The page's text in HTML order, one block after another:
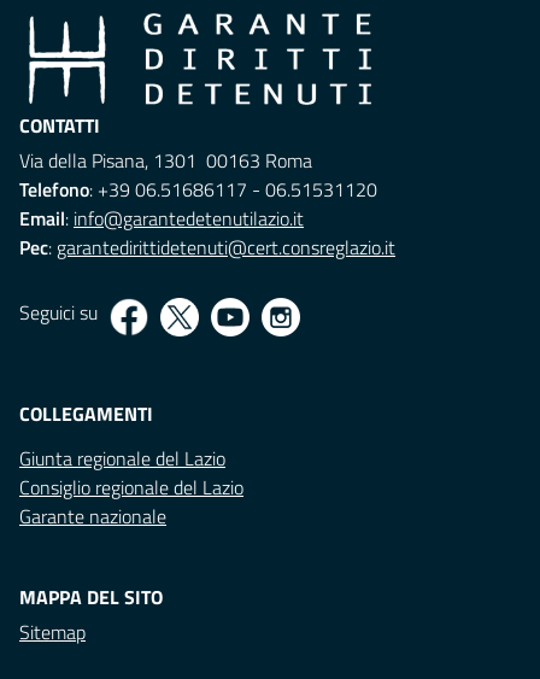
CONTATTI
Via della Pisana, 1301 00163 Roma
Telefono: +39 06.51686117 - 06.51531120
Email: info@garantedetenutilazio.it
Pec: garantedirittidetenuti@cert.consreglazio.it
Seguici su
COLLEGAMENTI
Giunta regionale del Lazio
Consiglio regionale del Lazio
Garante nazionale
MAPPA DEL SITO
Sitemap